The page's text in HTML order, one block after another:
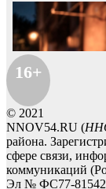
16+
© 2021
NNOV54.RU (
района.
сфере связи,
коммуникаций
Эл № ФС77-81542